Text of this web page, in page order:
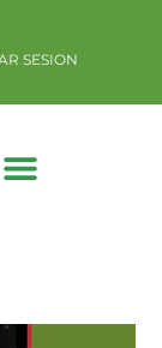
SESION